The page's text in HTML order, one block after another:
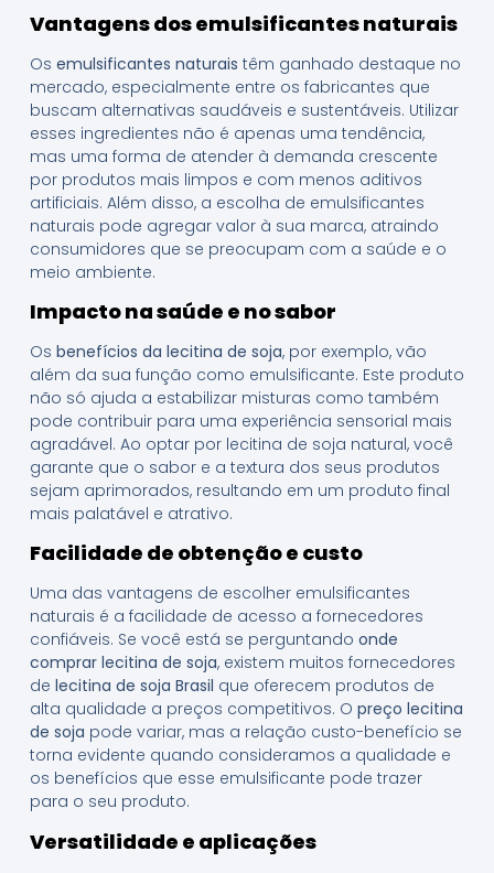
Vantagens dos emulsificantes naturais
Os emulsificantes naturais têm ganhado destaque no
mercado, especialmente entre os fabricantes que
buscam alternativas saudáveis e sustentáveis. Utilizar
esses ingredientes não é apenas uma tendência,
mas uma forma de atender à demanda crescente
por produtos mais limpos e com menos aditivos
artificiais. Além disso, a escolha de emulsificantes
naturais pode agregar valor à sua marca, atraindo
consumidores que se preocupam com a saúde e o
meio ambiente.
Impacto na saúde e no sabor
Os benefícios da lecitina de soja, por exemplo, vão
além da sua função como emulsificante. Este produto
não só ajuda a estabilizar misturas como também
pode contribuir para uma experiência sensorial mais
agradável. Ao optar por lecitina de soja natural, você
garante que o sabor e a textura dos seus produtos
sejam aprimorados, resultando em um produto final
mais palatável e atrativo.
Facilidade de obtenção e custo
Uma das vantagens de escolher emulsificantes
naturais é a facilidade de acesso a fornecedores
confiáveis. Se você está se perguntando onde
comprar lecitina de soja, existem muitos fornecedores
de lecitina de soja Brasil que oferecem produtos de
alta qualidade a preços competitivos. O preço lecitina
de soja pode variar, mas a relação custo-benefício se
torna evidente quando consideramos a qualidade e
os benefícios que esse emulsificante pode trazer
para o seu produto.
Versatilidade e aplicações